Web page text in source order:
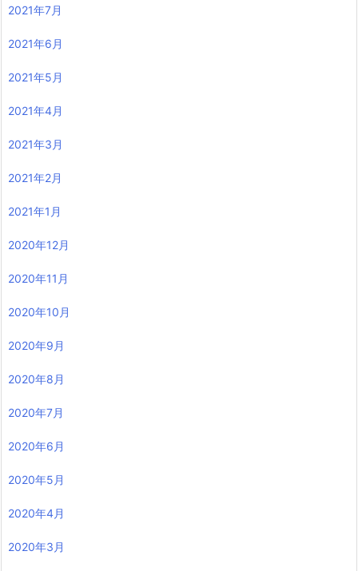
2021年7月
2021年6月
2021年5月
2021年4月
2021年3月
2021年2月
2021年1月
2020年12月
2020年11月
2020年10月
2020年9月
2020年8月
2020年7月
2020年6月
2020年5月
2020年4月
2020年3月